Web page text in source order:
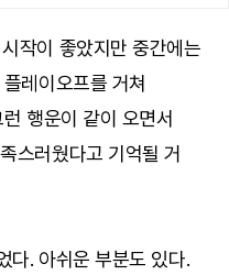
작이 좋았지만 중간에는
레이오프를 거쳐
행운이 같이 오면서
스러웠다고 기억될 거
다. 아쉬운 부분도 있다.